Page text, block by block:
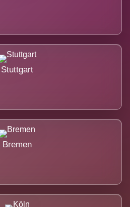
Stuttgart
Bremen